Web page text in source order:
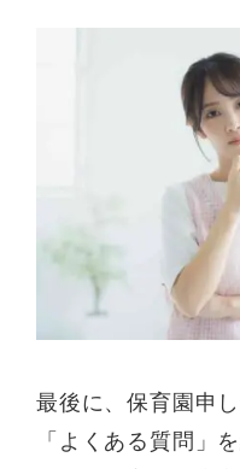
最後に、保育園申
「よくある質問」